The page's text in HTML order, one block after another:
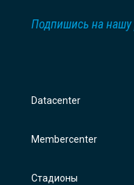
Подпишись на нашу
Datacenter
Membercenter
Стадионы